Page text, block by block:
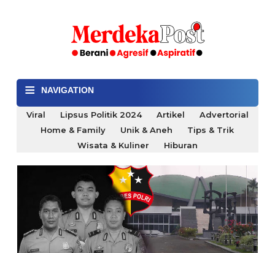
≡ NAVIGATION
Viral Lipsus Politik 2024 Artikel
Advertorial
Home & Family
Unik & Aneh
Tips & Trik
Wisata & Kuliner
Hiburan